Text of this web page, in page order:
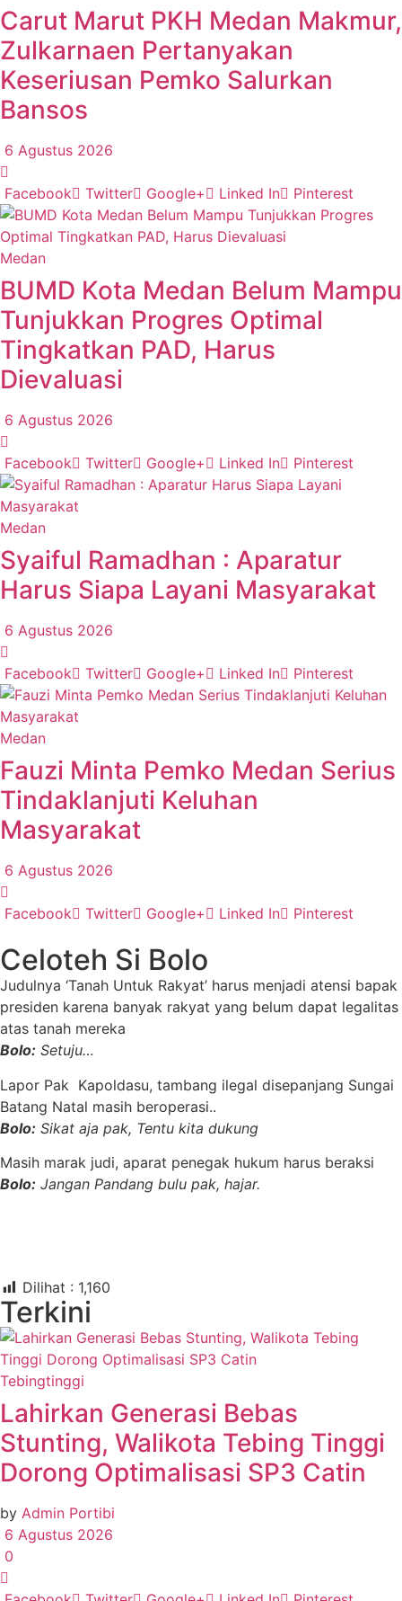
Carut Marut PKH Medan Makmur,
Zulkarnaen Pertanyakan
Keseriusan Pemko Salurkan
Bansos
6 Agustus 2026
Facebook Twitter Google+ Linked In Pinterest
Medan
BUMD Kota Medan Belum Mampu
Tunjukkan Progres Optimal
Tingkatkan PAD, Harus
Dievaluasi
6 Agustus 2026
Facebook Twitter Google+ Linked In Pinterest
Medan
Syaiful Ramadhan : Aparatur
Harus Siapa Layani Masyarakat
6 Agustus 2026
Facebook Twitter Google+ Linked In Pinterest
Medan
Fauzi Minta Pemko Medan Serius
Tindaklanjuti Keluhan
Masyarakat
6 Agustus 2026
Facebook Twitter Google+ Linked In Pinterest
Celoteh Si Bolo
Judulnya ‘Tanah Untuk Rakyat’ harus menjadi atensi bapak
presiden karena banyak rakyat yang belum dapat legalitas
atas tanah mereka
Bolo: Setuju…
Lapor Pak Kapoldasu, tambang ilegal disepanjang Sungai
Batang Natal masih beroperasi..
Bolo: Sikat aja pak, Tentu kita dukung
Masih marak judi, aparat penegak hukum harus beraksi
Bolo: Jangan Pandang bulu pak, hajar.
Dilihat : 1,160
Terkini
Tebingtinggi
Lahirkan Generasi Bebas
Stunting, Walikota Tebing Tinggi
Dorong Optimalisasi SP3 Catin
by Admin Portibi
6 Agustus 2026
0